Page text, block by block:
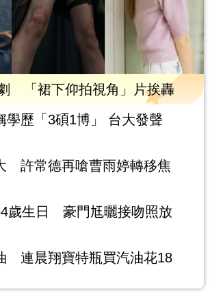
「裙下仰拍視角」片挨轟
學歷「3碩1博」 台大發聲
許常德再嗆曹雨婷轉移焦
歲生日 豪門尪曬接吻照放
連晨翔寶特瓶買汽油花18